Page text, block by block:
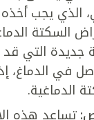
الذي يجب
السكتة
جديدة التي
في الدماغ،
الدماغية.
تساعد هذه